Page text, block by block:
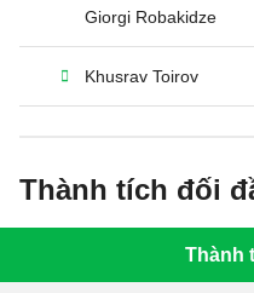
Giorgi Robakidze
Khusrav Toirov
Thành tích đối
Thành